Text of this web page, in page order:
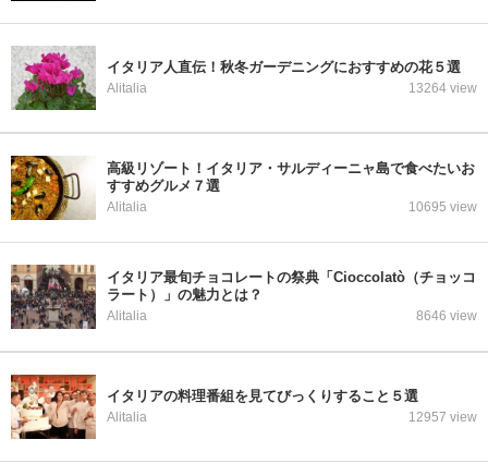
イタリア人直伝！秋冬ガーデニングにおすすめの花５選
Alitalia 13264 view
高級リゾート！イタリア・サルディーニャ島で食べたいお
すすめグルメ７選
Alitalia 10695 view
イタリア最旬チョコレートの祭典「Cioccolatò（チョッコ
ラート）」の魅力とは？
Alitalia 8646 view
イタリアの料理番組を見てびっくりすること５選
Alitalia 12957 view